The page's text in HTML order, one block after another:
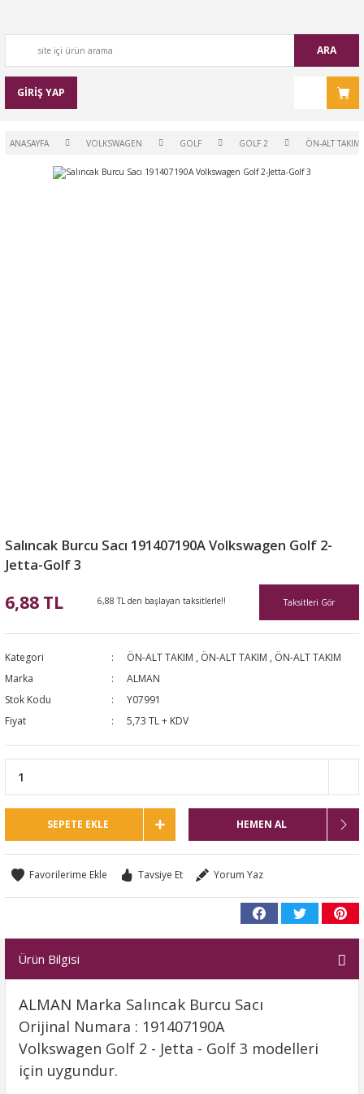
ARA
GİRİŞ YAP
ANASAYFA VOLKSWAGEN GOLF GOLF 2 ÖN-ALT TAKIM
Salıncak Burcu Sacı 191407190A Volkswagen Golf 2-
Jetta-Golf 3
6,88 TL 6,88 TL den başlayan taksitlerle!! Taksitleri Gör
Kategori ÖN-ALT TAKIM , ÖN-ALT TAKIM , ÖN-ALT TAKIM
Marka
ALMAN
Stok Kodu
Y07991
Fiyat
5,73 TL + KDV
SEPETE EKLE HEMEN AL
Tavsiye Et Yorum Yaz
Ürün Bilgisi
ALMAN Marka Salıncak Burcu Sacı
Orijinal Numara : 191407190A
Volkswagen Golf 2 - Jetta - Golf 3 modelleri
için uygundur.